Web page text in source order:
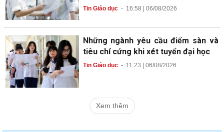
Tin Giáo dục- 16:58 | 06/08/2026
Những ngành yêu cầu điểm sàn và
tiêu chí cứng khi xét tuyển đại học
Tin Giáo dục- 11:23 | 06/08/2026
Xem thêm